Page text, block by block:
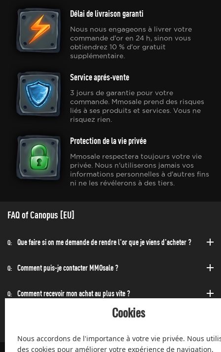
Délai de livraison garanti
Nous nous engageons à livrer votre
commande d'or en 24 h, sinon vous
obtiendrez 10 % d'or gratuit
supplémentaire.
Service aprés-vente
3 jours de garantie pour votre
commande. Mmosale prend des risques
liés à ses produits et services. Vous ne
risquez rien.
Protection de la vie privée
Mmosale respectera toujours votre vie
privée. Nous n'utiliserons jamais vos
informations personnelles à d'autres fins
ni ne les révélerons à des tiers.
FAQ of Canopus [EU]
Q: Que faire si on me demande de rendre l'or que je viens d'acheter ?
Q: Comment puis-je contacter MMOsale ?
Q: Comment recevoir mon achat au plus vite ?
Puis-acheter à toute heure de la journée et de la nuit ?
Cookies
Nous accordons de l'importance à votre vie privée. Nous
des cookies pour améliorer votre expérience de navigation,